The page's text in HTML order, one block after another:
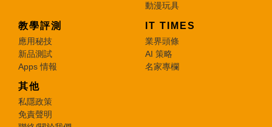
動漫玩具
教學評測
應用秘技
新品測試
Apps 情報
IT TIMES
業界頭條
AI 策略
名家專欄
其他
私隱政策
免責聲明